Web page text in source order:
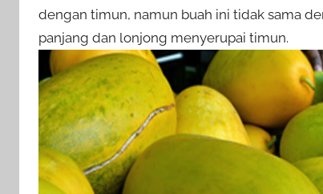
dengan timun, namun buah ini tidak sama
panjang dan lonjong menyerupai timun.